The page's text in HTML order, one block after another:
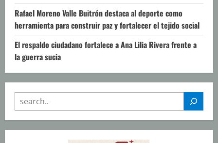
Rafael Moreno Valle Buitrón destaca al deporte como
herramienta para construir paz y fortalecer el tejido social
El respaldo ciudadano fortalece a Ana Lilia Rivera frente a
la guerra sucia
SEARCH